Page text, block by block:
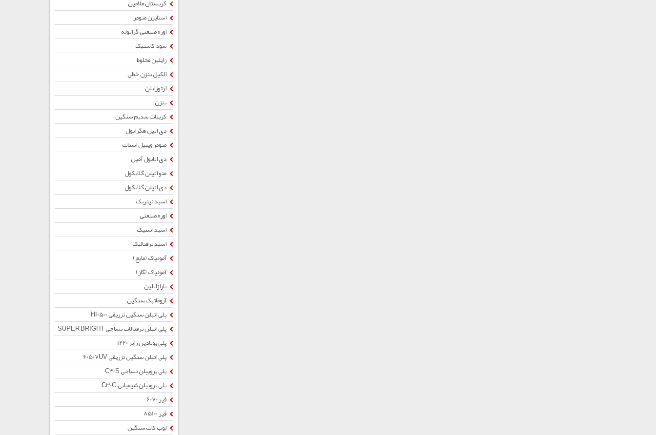
کریستال ملامین
استایرن منومر
اوره صنعتی گرانوله
سود کاستیک
زایلین مخلوط
الکیل بنزن خطی
ارتوزایلن
بنزن
کربنات سدیم سنگین
دی اتیل هگزانول
منومر وینیل استات
دی اتانول آمین
منو اتیلن گلایکول
دی اتیلن گلایکول
اسید نیتریک
اوره صنعتی
اسید استیک
اسید ترفتالیک
آمونیاک (مایع)
آمونیاک (گاز)
پارازایلین
آروماتیک سنگین
پلی اتیلن سنگین تزریقی HI0500
پلی اتیلن ترفتالات نساجی SUPER BRIGHT
پلی بوتادین رابر 1220
پلی اتیلن سنگین تزریقی 60507UV
پلی پروپیلن نساجی C30S
پلی پروپیلن شیمیایی C30G
قیر 6070
قیر 85100
لوب کات سنگین